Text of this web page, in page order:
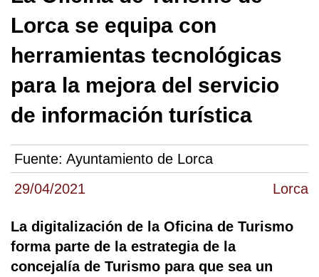
29/04/2021 Lorca
Lorca se equipa con
herramientas tecnológicas
para la mejora del servicio
de información turística
Fuente: Ayuntamiento de Lorca
La digitalización de la Oficina de Turismo
forma parte de la estrategia de la
concejalía de Turismo para que sea un